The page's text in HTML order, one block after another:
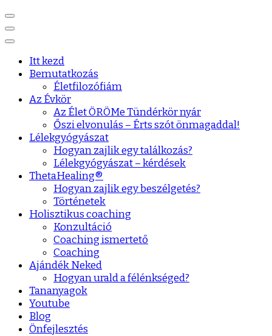
Itt kezd
Bemutatkozás
Életfilozófiám
Az Évkör
Az Élet ÖRÖMe Tündérkör nyár
Őszi elvonulás – Érts szót önmagaddal!
Lélekgyógyászat
Hogyan zajlik egy találkozás?
Lélekgyógyászat – kérdések
ThetaHealing®
Hogyan zajlik egy beszélgetés?
Történetek
Holisztikus coaching
Konzultáció
Coaching ismertető
Coaching
Ajándék Neked
Hogyan urald a félénkséged?
Tananyagok
Youtube
Blog
Önfejlesztés